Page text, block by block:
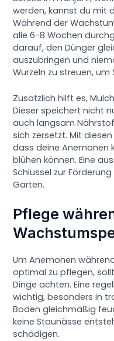
werden, kannst du mit
Während der
alle 6-8 Wochen
darauf, den Dünger
auszubringen und
Wurzeln zu streuen,
Zusätzlich hilft es,
Dieser speichert nicht
auch langsam
sich zersetzt. Mit
dass deine Anemonen
blühen können. Eine
Schlüssel zur
Garten.
Pflege
Um Anemonen
optimal zu pflegen,
Dinge achten. Eine
wichtig, besonders in
Boden gleichmäßig
keine Staunässe
schädigen.